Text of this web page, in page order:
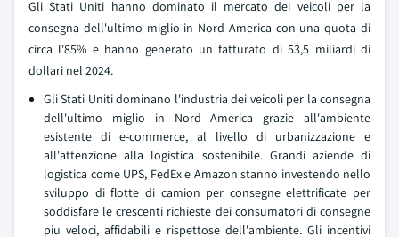
Gli Stati Uniti hanno dominato il mercato dei veicoli per la
consegna dell'ultimo miglio in Nord America con una quota di
circa l'85% e hanno generato un fatturato di 53,5 miliardi di
dollari nel 2024.
Gli Stati Uniti dominano l'industria dei veicoli per la consegna
dell'ultimo miglio in Nord America grazie all'ambiente
esistente di e-commerce, al livello di urbanizzazione e
all'attenzione alla logistica sostenibile. Grandi aziende di
logistica come UPS, FedEx e Amazon stanno investendo nello
sviluppo di flotte di camion per consegne elettrificate per
soddisfare le crescenti richieste dei consumatori di consegne
piu veloci, affidabili e rispettose dell'ambiente. Gli incentivi